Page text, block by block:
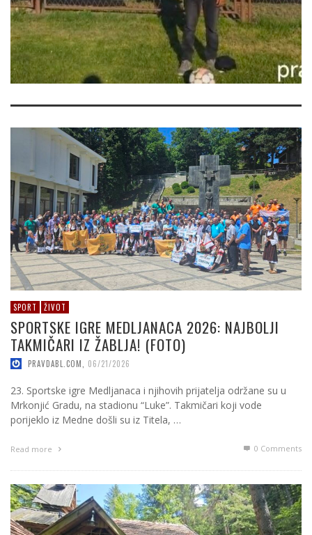
SPORT ŽIVOT
SPORTSKE IGRE MEDLJANACA 2026: NAJBOLJI
TAKMIČARI IZ ŽABLJA! (FOTO)
PRAVDABL.COM 06/21/2026
23. Sportske igre Medljanaca i njihovih prijatelja održane su u
Mrkonjić Gradu, na stadionu “Luke”. Takmičari koji vode
porijeklo iz Medne došli su iz Titela, …
Read more 0 Comments